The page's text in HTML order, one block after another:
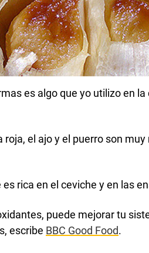
es algo que yo utilizo en
el ajo y el puerro son
rica en el ceviche y en las
puede mejorar tu
escribe BBC Good Food.